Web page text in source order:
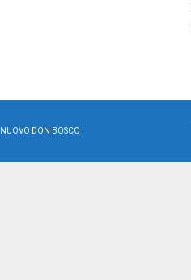
DON BOSCO